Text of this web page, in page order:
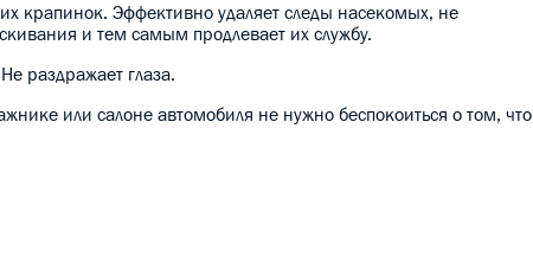
крапинок. Эффективно удаляет следы насекомых, не
и тем самым продлевает их службу.
раздражает глаза.
или салоне автомобиля не нужно беспокоиться о том, что